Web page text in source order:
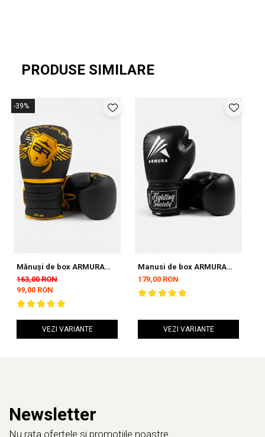
PRODUSE SIMILARE
-39%
Mănuși de box ARMURA
Premium Black 2.0
163,00 RON
99,00 RON
VEZI VARIANTE
Manusi de box ARMURA
Fanaticus 4.0 Negre
179,00 RON
VEZI VARIANTE
Newsletter
Nu rata ofertele si promotiile noastre